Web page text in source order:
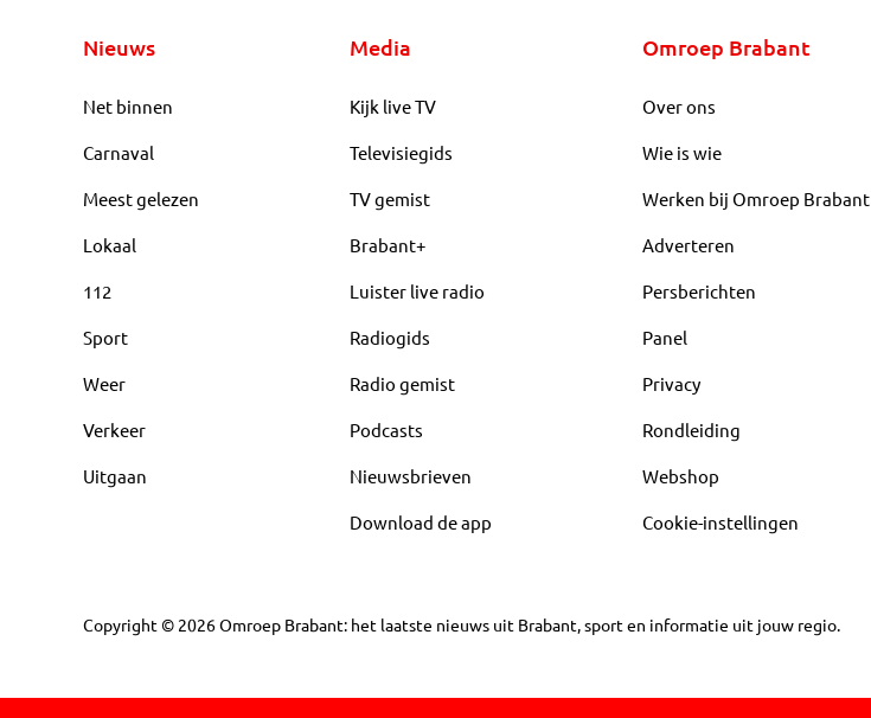
Nieuws
Net binnen
Carnaval
Meest gelezen
Lokaal
112
Sport
Weer
Verkeer
Uitgaan
Media
Kijk live TV
Televisiegids
TV gemist
Brabant+
Luister live radio
Radiogids
Radio gemist
Podcasts
Nieuwsbrieven
Download de app
Omroep Brabant
Over ons
Wie is wie
Werken bij Omroep Brabant
Adverteren
Persberichten
Panel
Privacy
Rondleiding
Webshop
Cookie-instellingen
Copyright © 2026Omroep Brabant: het laatste nieuws uit Brabant, sport en informatie uit jouw regio.